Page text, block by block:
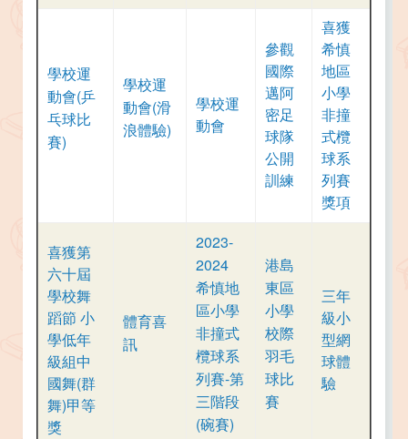
學校運
動會(乒
乓球比
賽)
學校運
動會(滑
浪體驗)
學校運
動會
參觀
國際
邁阿
密足
球隊
公開
訓練
喜獲
希慎
地區
小學
非撞
式欖
球系
列賽
獎項
喜獲第
六十屆
學校舞
蹈節 小
學低年
級組中
國舞(群
舞)甲等
獎
體育喜
訊
2023-
2024
希慎地
區小學
非撞式
欖球系
列賽-第
三階段
(碗賽)
港島
東區
小學
校際
羽毛
球比
賽
三年
級小
型網
球體
驗